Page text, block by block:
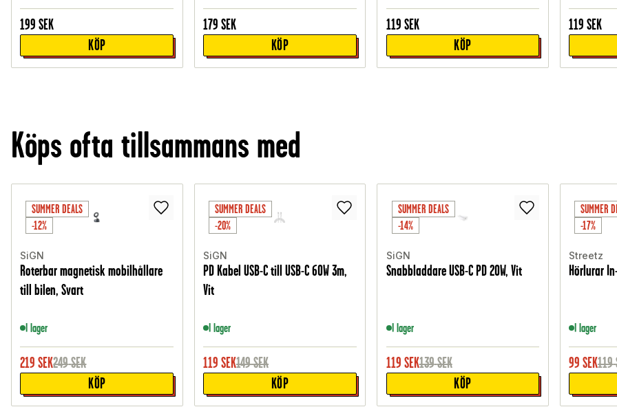
199 SEK
KÖP
179 SEK
KÖP
119 SEK
KÖP
119 SEK
Köps ofta tillsammans med
SUMMER DEALS
-12%
SiGN
Roterbar magnetisk mobilhållare
till bilen, Svart
I lager
219 SEK249SEK
KÖP
SUMMER DEALS
-20%
SiGN
PD Kabel USB-C till USB-C 60W 3m,
Vit
I lager
119 SEK149SEK
KÖP
SUMMER DEALS
-14%
SiGN
Snabbladdare USB-C PD 20W, Vit
I lager
119 SEK139SEK
KÖP
SUMMER
-17%
Streetz
Hörlurar
I lager
99 SEK119